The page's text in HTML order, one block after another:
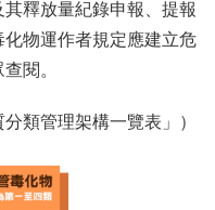
釋放量紀錄申報、提報
物運作者規定應建立危
閱。
類管理架構一覽表」）